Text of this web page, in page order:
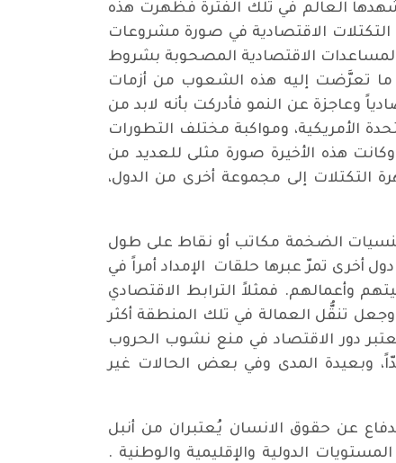
العالم في تلك الفترة فظهرت هذه
التكتلات الاقتصادية في صورة مشروعات
الاقتصادية المصحوبة بشروط
تعرَّضت إليه هذه الشعوب من أزمات
وعاجزة عن النمو فأدركت بأنه لابد من
الأمريكية، ومواكبة مختلف التطورات
في العِلِم والتكنولوجيا. من هنا تكتلت دول أوروبا الغربية في شكل سوق مشتركة سنة 1957، وكانت هذه الأخيرة صورة مثلى للعديد من
التكتلات إلى مجموعة أخرى من الدول،
الضخمة مكاتب أو نقاط على طول
أخرى تمرّ عبرها حلقات الإمداد أمراً في
وأعمالهم. فمثلاً الترابط الاقتصادي
تنقُّل العمالة في تلك المنطقة أكثر
دور الاقتصاد في منع نشوب الحروب
وبعيدة المدى وفي بعض الحالات غير
عن حقوق الانسان يُعتبران من أنبل
الدولية والإقليمية والوطنية .